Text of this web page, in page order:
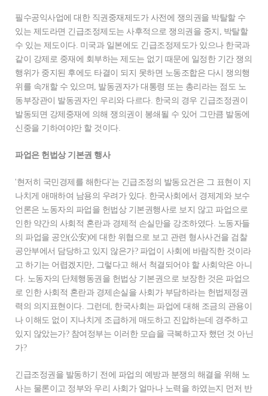
필수공익사업에 대한 직권중재제도가 사전에 쟁의권을 박탈할 수
있는 제도라면 긴급조정제도는 사후적으로 쟁의권을 중지, 박탈할
수 있는 제도이다. 미국과 일본에도 긴급조정제도가 있으나 한국과
같이 강제로 중재에 회부하는 제도는 없기 때문에 일정한 기간 쟁의
행위가 중지된 후에도 타결이 되지 못하면 노동조합은 다시 쟁의행
위를 속개할 수 있으며, 발동권자가 대통령 또는 총리라는 점도 노
동부장관이 발동권자인 우리와 다르다. 한국의 경우 긴급조정권이
발동되면 강제중재에 의해 쟁의권이 봉쇄될 수 있어 그만큼 발동에
신중을 기하여야만 할 것이다.
파업은 헌법상 기본권 행사
'현저히 국민경제를 해한다'는 긴급조정의 발동요건은 그 표현이 지
나치게 애매하여 남용의 우려가 있다. 한국사회에서 경제계와 보수
언론은 노동자의 파업을 헌법상 기본권행사로 보지 않고 파업으로
인한 약간의 사회적 혼란과 경제적 손실만을 강조하였다. 노동자들
의 파업을 공안(公安)에 대한 위협으로 보고 관련 형사사건을 검찰
공안부에서 담당하고 있지 않은가? 파업이 사회에 바람직한 것이라
고 하기는 어렵겠지만, 그렇다고 해서 척결되어야 할 사회악은 아니
다. 노동자의 단체행동권을 헌법상 기본권으로 보장한 것은 파업으
로 인한 사회적 혼란과 경제손실을 사회가 부담하라는 헌법제정권
력의 의지표현이다. 그런데, 한국사회는 파업에 대해 조금의 관용이
나 이해도 없이 지나치게 조급하게 매도하고 진압하는데 경주하고
있지 않았는가? 참여정부는 이러한 모습을 극복하고자 했던 것 아닌
가?
긴급조정권을 발동하기 전에 파업의 예방과 분쟁의 해결을 위해 노
사는 물론이고 정부와 우리 사회가 얼마나 노력을 하였는지 먼저 반